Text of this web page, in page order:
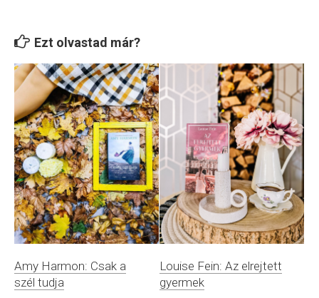
Ezt olvastad már?
Amy Harmon: Csak a
szél tudja
Louise Fein: Az elrejtett
gyermek